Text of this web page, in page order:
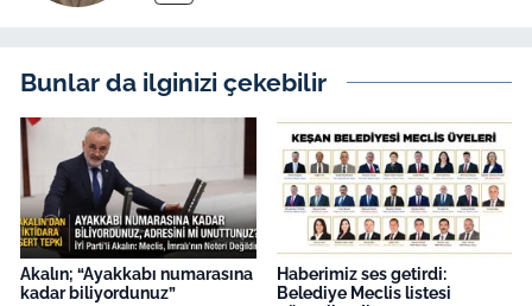
Bunlar da ilginizi çekebilir
Akalın; “Ayakkabı numarasına
kadar biliyordunuz”
Haberimiz ses getirdi:
Belediye Meclis listesi